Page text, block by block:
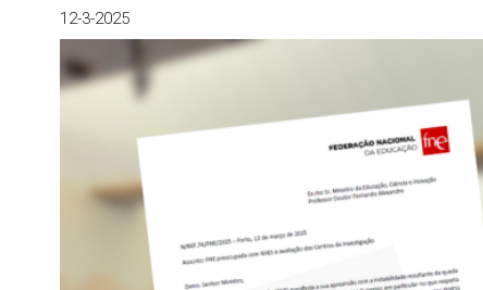
12-3-2025